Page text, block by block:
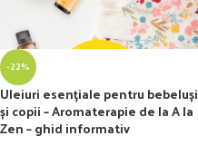
-22%
Uleiuri esențiale pentru bebeluși
și copii – Aromaterapie de la A la
Zen – ghid informativ